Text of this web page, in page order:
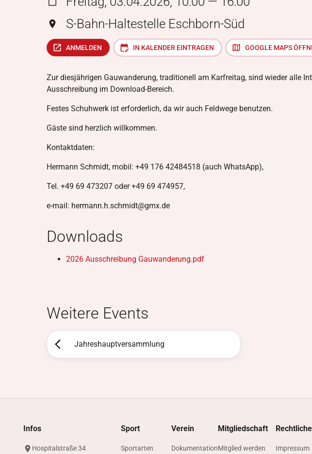
S-Bahn-Haltestelle Eschborn-Süd
ANMELDEN IN KALENDER EINTRAGEN GOOGLE MAPS
Zur diesjährigen Gauwanderung, traditionell am Karfreitag, sind wieder alle
Ausschreibung im Download-Bereich.
Festes Schuhwerk ist erforderlich, da wir auch Feldwege benutzen.
Gäste sind herzlich willkommen.
Kontaktdaten:
Hermann Schmidt, mobil: +49 176 42484518 (auch WhatsApp),
Tel. +49 69 473207 oder +49 69 474957,
e-mail: hermann.h.schmidt@gmx.de
Downloads
2026 Ausschreibung Gauwanderung.pdf
Weitere Events
Jahreshauptversammlung
Infos
Hospitalstraße 34
Sport
Sportarten
Verein
Dokumentation
Mitgliedschaft
Mitglied werden Impressum